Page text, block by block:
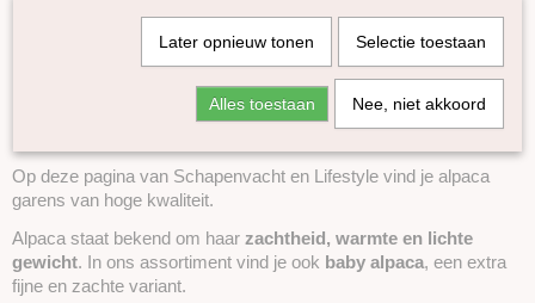
Baby alpaca
Lama
Yak
Zijde
Linnen
Bamboe
Alpaca – zacht, warm en van hoge
Op deze pagina van Schapenvacht en Lifestyle vind je alpaca
garens van hoge kwaliteit.
Alpaca staat bekend om haar zachtheid, warmte en lichte
gewicht. In ons assortiment vind je ook baby alpaca, een extra
fijne en zachte variant.
Later opnieuw tonen Selectie toestaan
Alles toestaan Nee, niet akkoord